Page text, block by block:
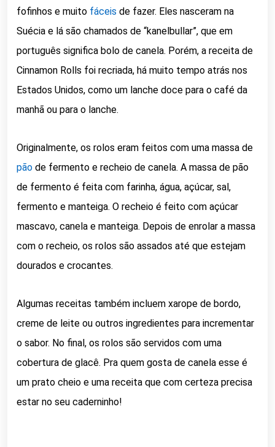
fofinhos e muito fáceis de fazer. Eles nasceram na
Suécia e lá são chamados de “kanelbullar”, que em
português significa bolo de canela. Porém, a receita de
Cinnamon Rolls foi recriada, há muito tempo atrás nos
Estados Unidos, como um lanche doce para o café da
manhã ou para o lanche.
Originalmente, os rolos eram feitos com uma massa de
pão de fermento e recheio de canela. A massa de pão
de fermento é feita com farinha, água, açúcar, sal,
fermento e manteiga. O recheio é feito com açúcar
mascavo, canela e manteiga. Depois de enrolar a massa
com o recheio, os rolos são assados até que estejam
dourados e crocantes.
Algumas receitas também incluem xarope de bordo,
creme de leite ou outros ingredientes para incrementar
o sabor. No final, os rolos são servidos com uma
cobertura de glacê. Pra quem gosta de canela esse é
um prato cheio e uma receita que com certeza precisa
estar no seu caderninho!